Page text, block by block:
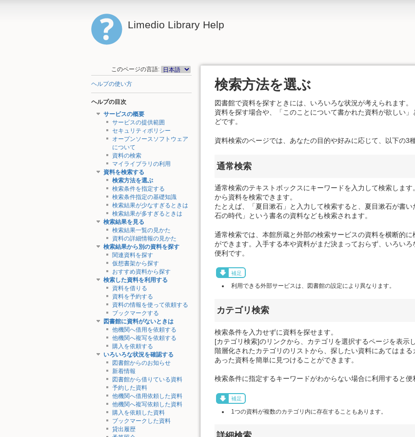
Limedio Library Help
このページの言語:
ヘルプの使い方
ヘルプの目次
サービスの概要
サービスの提供範囲
セキュリティポリシー
オープンソースソフトウェア
について
資料の検索
マイライブラリの利用
資料を検索する
検索方法を選ぶ
検索条件を指定する
検索条件指定の基礎知識
検索結果が少なすぎるときは
検索結果が多すぎるときは
検索結果を見る
検索結果一覧の見かた
資料の詳細情報の見かた
検索結果から別の資料を探す
関連資料を探す
仮想書架から探す
おすすめ資料から探す
検索した資料を利用する
資料を借りる
資料を予約する
資料の情報を使って依頼する
ブックマークする
図書館に資料がないときは
他機関へ借用を依頼する
他機関へ複写を依頼する
購入を依頼する
いろいろな状況を確認する
図書館からのお知らせ
新着情報
図書館から借りている資料
予約した資料
他機関へ借用依頼した資料
他機関へ複写依頼した資料
購入を依頼した資料
ブックマークした資料
貸出履歴
検索方法を選ぶ
図書館で資料を探すときには、いろいろな状況が考えられます
資料を探す場合や、「このことについて書かれた資料が欲しい
どです。
資料検索のページでは、あなたの目的や好みに応じて、以下の3
通常検索
通常検索のテキストボックスにキーワードを入力して検索しま
から資料を検索できます。
たとえば、「夏目漱石」と入力して検索すると、夏目漱石が書
石の時代」という書名の資料なども検索されます。
通常検索では、本館所蔵と外部の検索サービスの資料を横断的
ができます。入手する本や資料がまだ決まっておらず、いろい
便利です。
補足
利用できる外部サービスは、図書館の設定により異なります。
カテゴリ検索
検索条件を入力せずに資料を探せます。
[カテゴリ検索]のリンクから、カテゴリを選択するページを表示し
階層化されたカテゴリのリストから、探したい資料にあてはま
あった資料を簡単に見つけることができます。
検索条件に指定するキーワードがわからない場合に利用すると便
補足
1つの資料が複数のカテゴリ内に存在することもあります。